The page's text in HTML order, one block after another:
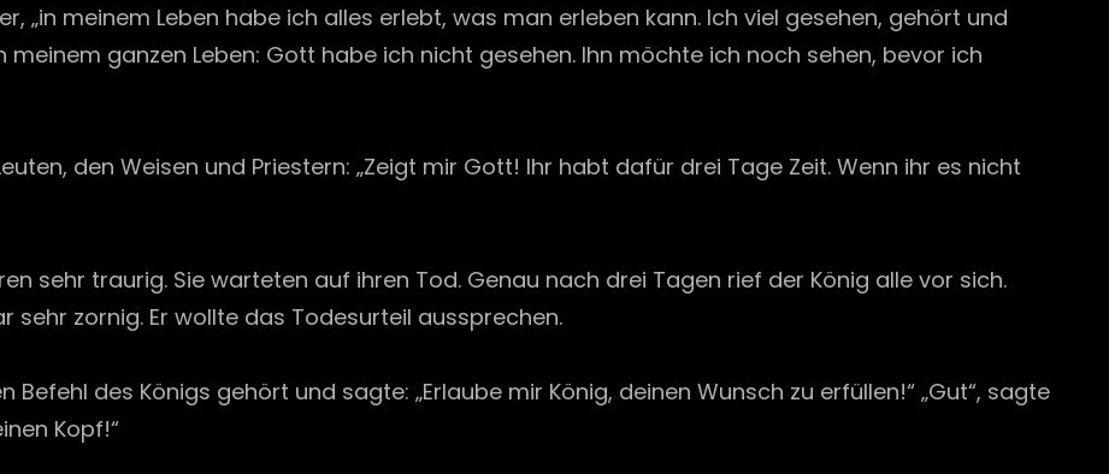
„in meinem Leben habe ich alles erlebt, was man erleben kann. Ich viel gesehen, gehört und
ganzen Leben: Gott habe ich nicht gesehen. Ihn möchte ich noch sehen, bevor ich
den Weisen und Priestern: „Zeigt mir Gott! Ihr habt dafür drei Tage Zeit. Wenn ihr es nicht
sehr traurig. Sie warteten auf ihren Tod. Genau nach drei Tagen rief der König alle vor sich.
sehr zornig. Er wollte das Todesurteil aussprechen.
Befehl des Königs gehört und sagte: „Erlaube mir König, deinen Wunsch zu erfüllen!“ „Gut“, sagte
Kopf!“